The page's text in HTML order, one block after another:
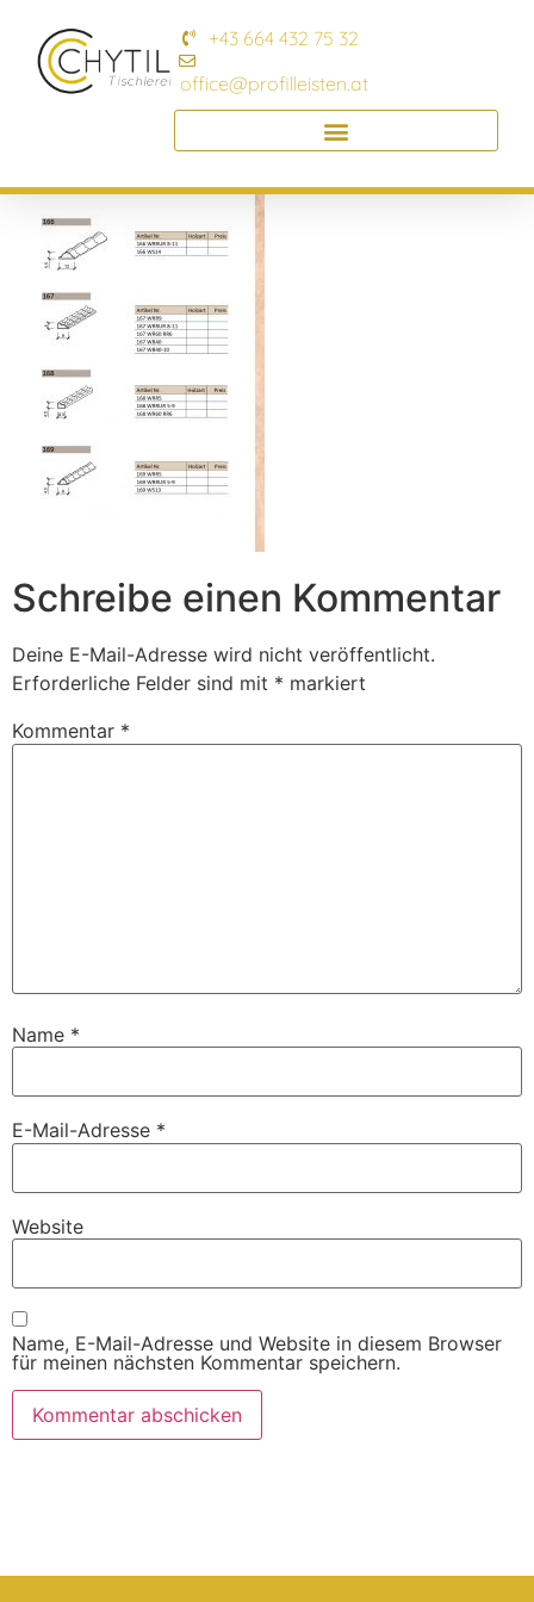
+43 664 432 75 32
office@profilleisten.at
Schreibe einen Kommentar
Deine E-Mail-Adresse wird nicht veröffentlicht.
Erforderliche Felder sind mit * markiert
Kommentar *
Name *
E-Mail-Adresse *
Website
Name, E-Mail-Adresse und Website in diesem Browser
für meinen nächsten Kommentar speichern.